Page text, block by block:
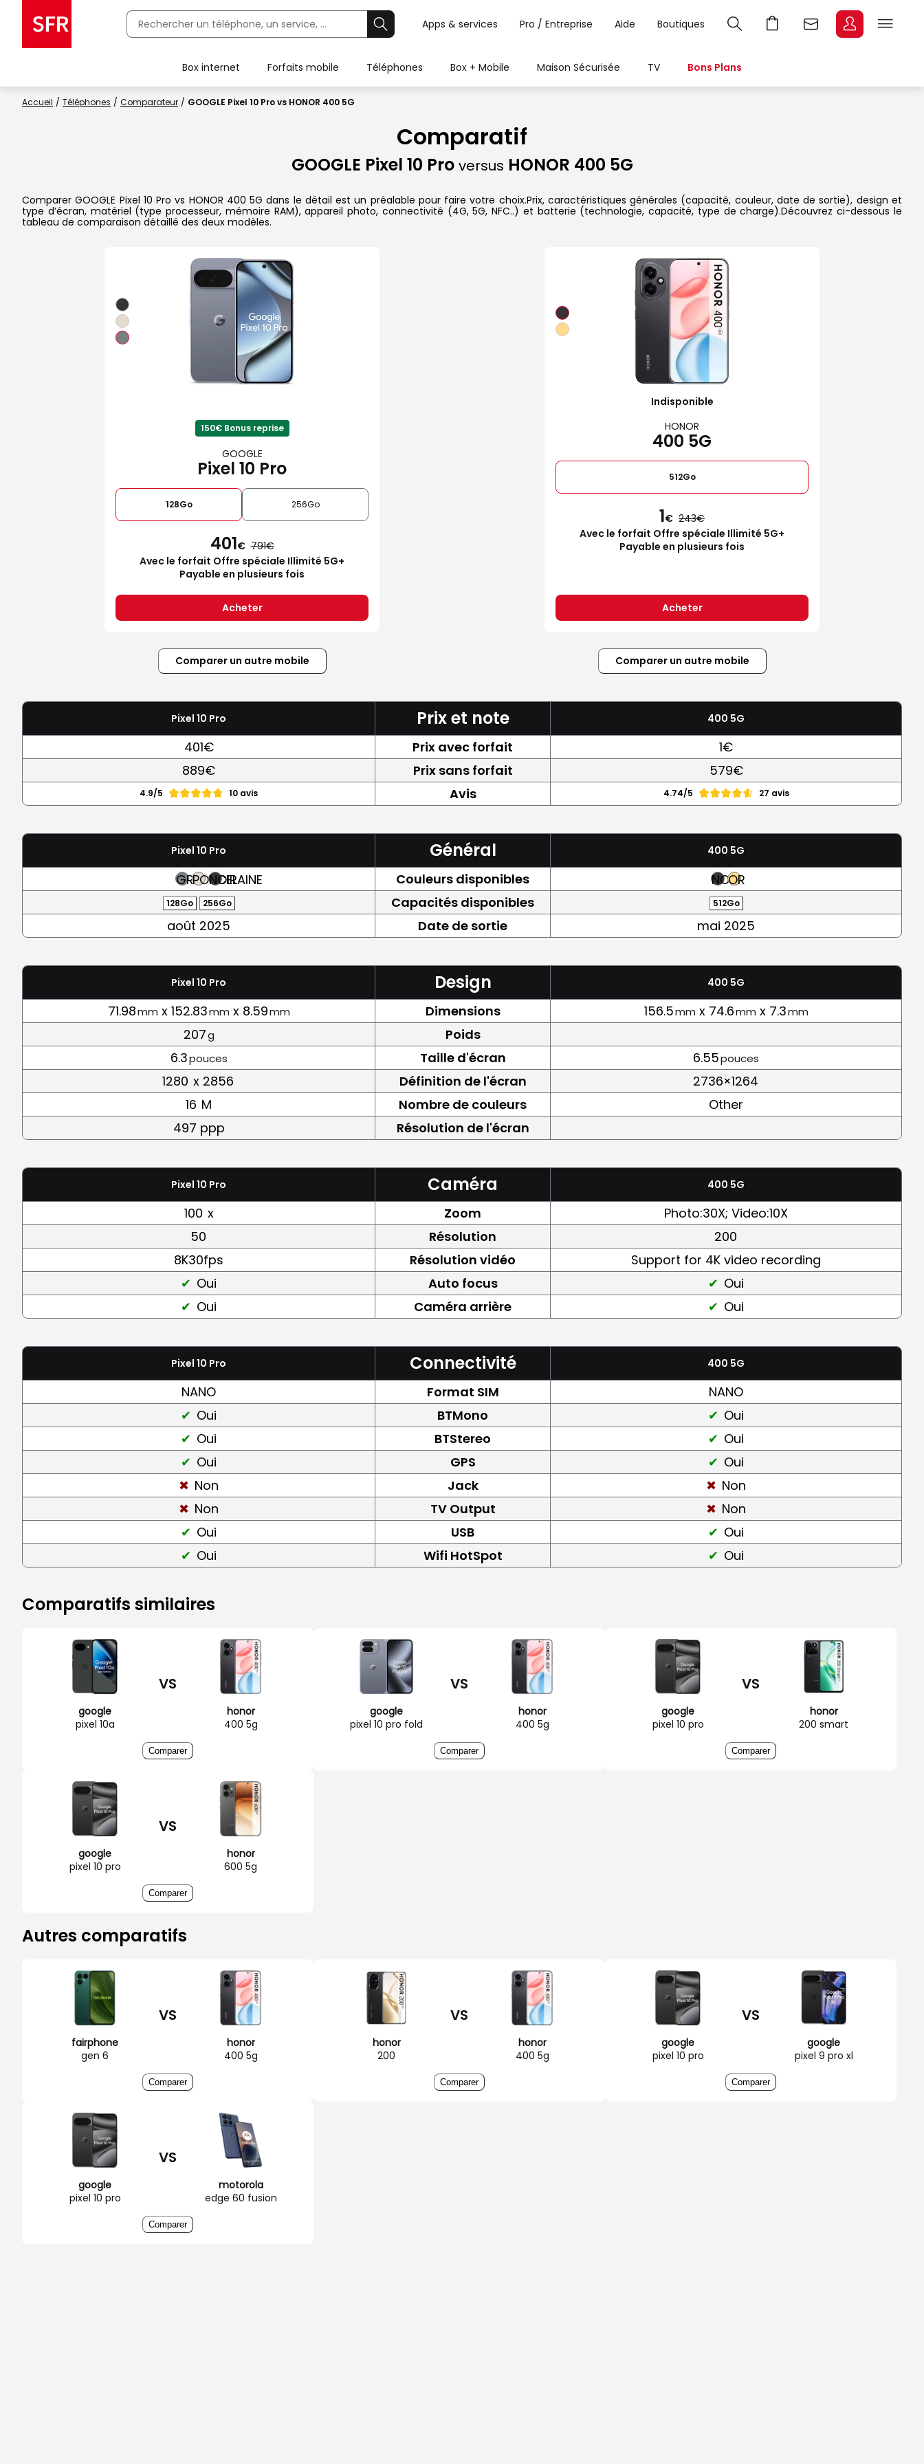
Apps & services Pro / Entreprise Aide Boutiques
Box internet Forfaits mobile Téléphones Box + Mobile Maison Sécurisée TV Bons Plans
Accueil Téléphones Comparateur GOOGLE Pixel 10 Pro vs HONOR 400 5G
Comparatif
GOOGLE Pixel 10 Pro versus HONOR 400 5G
Comparer GOOGLE Pixel 10 Pro vs HONOR 400 5G dans le détail est un préalable pour faire votre choix.Prix, caractéristiques générales (capacité, couleur, date de sortie), design et
type d’écran, matériel (type processeur, mémoire RAM), appareil photo, connectivité (4G, 5G, NFC..) et batterie (technologie, capacité, type de charge).Découvrez ci-dessous le
tableau de comparaison détaillé des deux modèles.
150€ Bonus reprise
GOOGLE
Pixel 10 Pro
128Go 256Go
401€ 791
Avec le forfait Offre spéciale Illimité 5G+
Payable en plusieurs fois
Acheter
Indisponible
HONOR
400 5G
512Go
1€ 243
Avec le forfait Offre spéciale Illimité 5G+
Payable en plusieurs fois
Acheter
Comparer un autre mobile Comparer un autre mobile
Pixel 10 Pro Prix et note 400 5G
401€ Prix avec forfait
1€
889€
Prix sans forfait 579€
4.9/5 10 avis Avis 4.74/5 27 avis
Pixel 10 Pro Général 400 5G
GRISPORCELAINE
NOIR Couleurs disponibles NOIR
OR
128Go 256Go Capacités disponibles 512Go
août 2025 Date de sortie mai 2025
Pixel 10 Pro Design 400 5G
71.98mm x 152.83mm x 8.59mm Dimensions 156.5mm x 74.6mm x 7.3mm
207g
Poids
6.3pouces Taille d'écran 6.55pouces
1280 x 2856 Définition de l'écran
2736×1264
16 M Nombre de couleurs
Other
497 ppp
Résolution de l'écran
Pixel 10 Pro Caméra 400 5G
100 x Zoom
Photo:30X; Video:10X
50
Résolution
200
8K30fps
Résolution vidéo
Support for 4K video recording
Oui
Auto focus
Oui
Oui
Caméra arrière Oui
Pixel 10 Pro Connectivité 400 5G
NANO Format SIM
NANO
Oui
BTMono
Oui
Oui
BTStereo
Oui
Oui
GPS
Oui
Non
Jack
Non
Non
TV Output
Non
Oui
USB
Oui
Oui
Wifi HotSpot Oui
Comparatifs similaires
google
pixel 10a
VS
honor
400 5g
Comparer
google
pixel 10 pro fold
VS
honor
400 5g
Comparer
google
pixel 10 pro
VS
honor
200 smart
Comparer
google
pixel 10 pro
VS
honor
600 5g
Comparer
Autres comparatifs
fairphone
gen 6
VS
honor
400 5g
Comparer
honor
200
VS
honor
400 5g
Comparer
google
pixel 10 pro
VS
google
pixel 9 pro xl
Comparer
google
pixel 10 pro
VS
motorola
edge 60 fusion
Comparer